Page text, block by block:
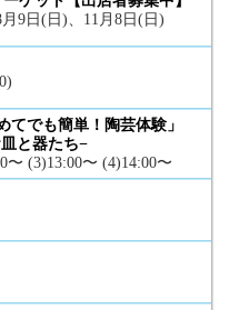
9日(日)、11月8日(日)
てでも簡単！陶芸体験」
と器たち−
〜 (3)13:00〜 (4)14:00〜